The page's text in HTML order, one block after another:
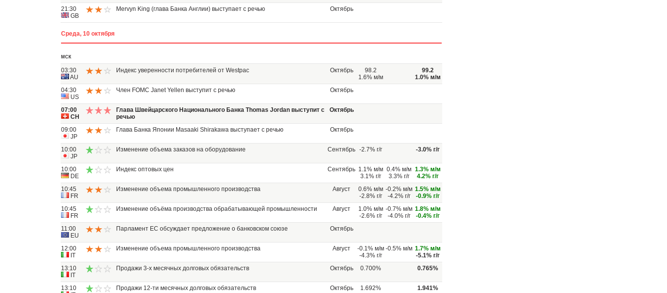
21:30
GB
Mervyn King (глава Банка Англии) выступает с речью Октябрь
Среда, 10 октября
МСК
03:30
AU
Индекс уверенности потребителей от Westpac Октябрь
98.2
1.6% м/м
99.2
1.0% м/м
04:30
US
Член FOMC Janet Yellen выступит с речью Октябрь
07:00
CH
Глава Швейцарского Национального Банка Thomas Jordan выступит с
речью
Октябрь
09:00
JP
Глава Банка Японии Masaaki Shirakawa выступает с речью Октябрь
10:00
JP
Изменение объема заказов на оборудование Сентябрь -2.7% г/г -3.0% г/г
10:00
DE
Индекс оптовых цен Сентябрь 1.1% м/м
3.1% г/г
0.4% м/м
3.3% г/г
1.3% м/м
4.2% г/г
10:45
FR
Изменение объема промышленного производства Август
0.6% м/м
-2.8% г/г
-0.2% м/м
-4.2% г/г
1.5% м/м
-0.9% г/г
10:45
FR
Изменение объёма производства обрабатывающей промышленности Август
1.0% м/м
-2.6% г/г
-0.7% м/м
-4.0% г/г
1.8% м/м
-0.4% г/г
11:00
EU
Парламент ЕС обсуждает предложение о банковском союзе Октябрь
12:00
IT
Изменение объема промышленного производства Август
-0.1% м/м
-4.3% г/г
-0.5% м/м 1.7% м/м
-5.1% г/г
13:10
IT
Продажи 3-х месячных долговых обязательств Октябрь 0.700% 0.765%
13:10
Продажи 12-ти месячных долговых обязательств Октябрь 1.692% 1.941%